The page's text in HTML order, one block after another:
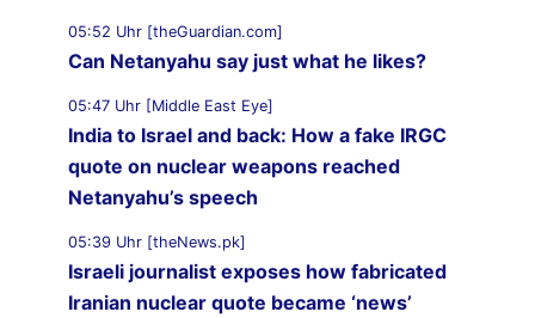
05:52 Uhr [theGuardian.com]
Can Netanyahu say just what he likes?
05:47 Uhr [Middle East Eye]
India to Israel and back: How a fake IRGC
quote on nuclear weapons reached
Netanyahu’s speech
05:39 Uhr [theNews.pk]
Israeli journalist exposes how fabricated
Iranian nuclear quote became ‘news’